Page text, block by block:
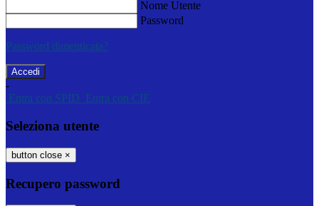
Nome Utente
Password
Password dimenticata?
-
Entra con SPID Entra con CIE
Seleziona utente
button close ×
Recupero password